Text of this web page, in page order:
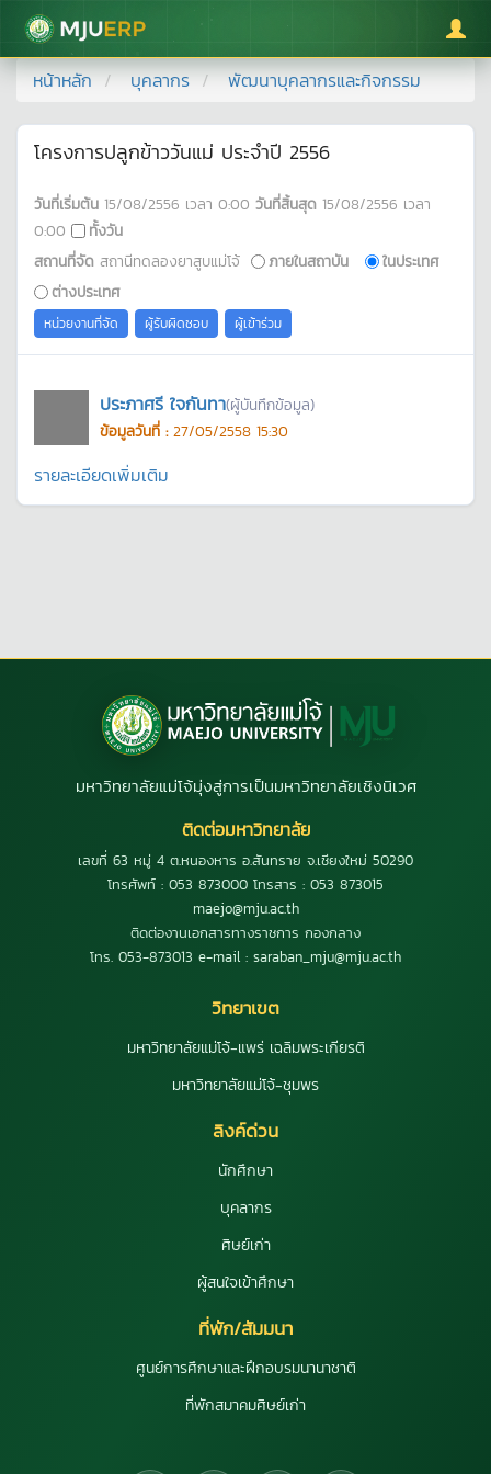
มหาวิทยาลัยแม่โจ้
หน้าหลัก บุคลากร พัฒนาบุคลากรและกิจกรรม
โครงการปลูกข้าววันแม่ ประจำปี 2556
วันที่เริ่มต้น 15/08/2556 เวลา 0:00 วันที่สิ้นสุด 15/08/2556 เวลา
0:00
ทั้งวัน
สถานที่จัด สถานีทดลองยาสูบแม่โจ้ ภายในสถาบัน
ในประเทศ
ต่างประเทศ
หน่วยงานที่จัด ผู้รับผิดชอบ ผู้เข้าร่วม
ประภาศรี ใจกันทา(ผู้บันทึกข้อมูล)
ข้อมูลวันที่ : 27/05/2558 15:30
รายละเอียดเพิ่มเติม
มหาวิทยาลัยแม่โจ้มุ่งสู่การเป็นมหาวิทยาลัยเชิงนิเวศ
ติดต่อมหาวิทยาลัย
เลขที่ 63 หมู่ 4 ต.หนองหาร อ.สันทราย จ.เชียงใหม่ 50290
โทรศัพท์ : 053 873000 โทรสาร : 053 873015
maejo@mju.ac.th
ติดต่องานเอกสารทางราชการ กองกลาง
โทร. 053-873013 e-mail : saraban_mju@mju.ac.th
วิทยาเขต
มหาวิทยาลัยแม่โจ้-แพร่ เฉลิมพระเกียรติ
มหาวิทยาลัยแม่โจ้-ชุมพร
ลิงค์ด่วน
นักศึกษา
บุคลากร
ศิษย์เก่า
ผู้สนใจเข้าศึกษา
ที่พัก/สัมมนา
ศูนย์การศึกษาและฝึกอบรมนานาชาติ
ที่พักสมาคมศิษย์เก่า